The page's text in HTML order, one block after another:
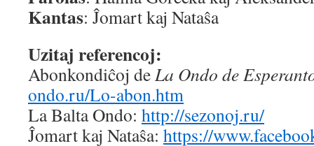
Kantas: Ĵomart kaj Nataŝa
Uzitaj referencoj:
Abonkondiĉoj deLa Ondo de
ondo.ru/Lo-abon.htm
La Balta Ondo: http://sezonoj.ru/
Ĵomart kaj Nataŝa: https://